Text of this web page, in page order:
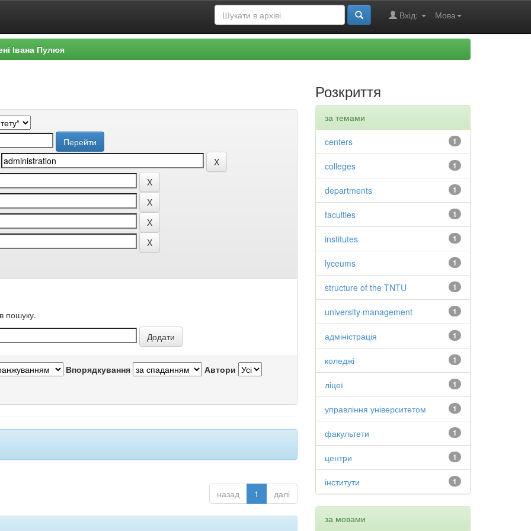
Мова
Вхід:
Івана Пулюя
пошуку.
Впорядкування Автори
назад 1 далі
Розкриття
за темами
1
centers
1
colleges
1
departments
1
faculties
1
institutes
1
lyceums
1
structure of the TNTU
1
university management
1
адміністрація
1
коледжі
1
ліцеї
1
управління університетом
1
факультети
1
центри
1
інститути
за мовами